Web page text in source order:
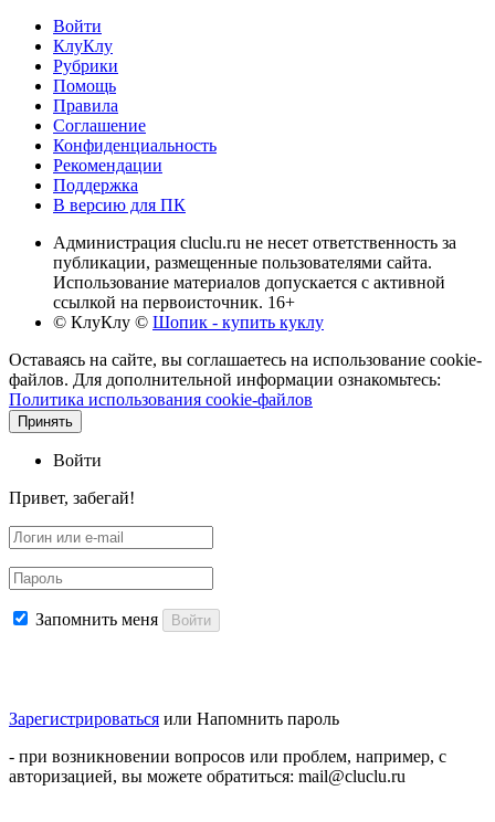
Войти
КлуКлу
Рубрики
Помощь
Правила
Соглашение
Конфиденциальность
Рекомендации
Поддержка
В версию для ПК
Администрация cluclu.ru не несет ответственность за
публикации, размещенные пользователями сайта.
Использование материалов допускается с активной
ссылкой на первоисточник. 16+
© КлуКлу © Шопик - купить куклу
Оставаясь на сайте, вы соглашаетесь на использование cookie-
файлов. Для дополнительной информации ознакомьтесь:
Политика использования cookie-файлов
Принять
Войти
Привет, забегай!
Запомнить меня Войти
Зарегистрироваться или Напомнить пароль
- при возникновении вопросов или проблем, например, с
авторизацией, вы можете обратиться: mail@cluclu.ru